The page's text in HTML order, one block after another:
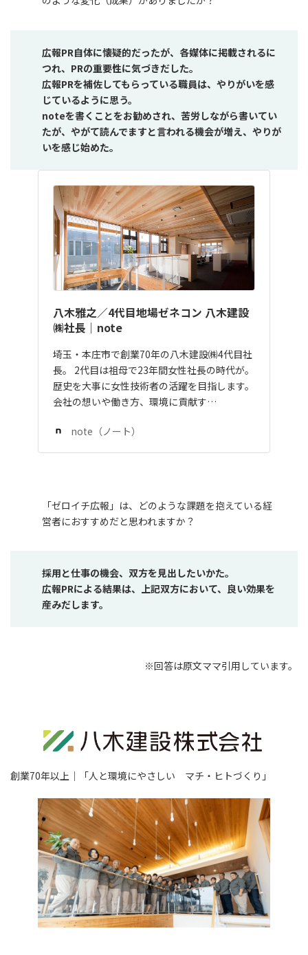
広報PR自体に懐疑的だったが、各媒体に掲載されるに
つれ、PRの重要性に気づきだした。
広報PRを補佐してもらっている職員は、やりがいを感
じているように思う。
noteを書くことをお勧めされ、苦労しながら書いてい
たが、やがて読んでますと言われる機会が増え、やりが
いを感じ始めた。
八木雅之／4代目地場ゼネコン 八木建設
㈱社長｜note
埼玉・本庄市で創業70年の八木建設㈱4代目社
長。 2代目は祖母で23年間女性社長の時代が。
歴史を大事に女性技術者の活躍を目指します。
会社の想いや働き方、環境に貢献す…
note（ノート）
「ゼロイチ広報」は、どのような課題を抱えている経
営者におすすめだと思われますか？
採用と仕事の機会、双方を見出したいかた。
広報PRによる結果は、上記双方において、良い効果を
産みだします。
※回答は原文ママ引用しています。
創業70年以上｜「人と環境にやさしい マチ・ヒトづくり」